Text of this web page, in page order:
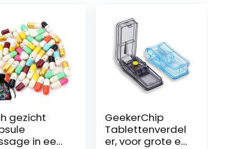
gezicht
in een
GeekerChip
Tablettenverdel
er, voor grote en